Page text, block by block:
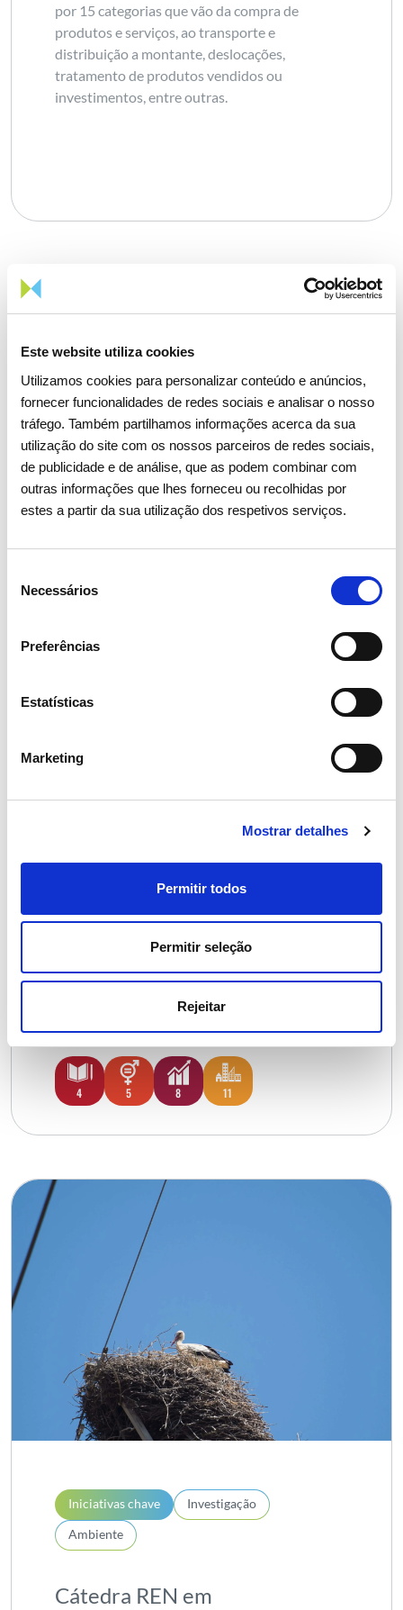
Este website utiliza cookies
Utilizamos cookies para personalizar conteúdo e anúncios,
fornecer funcionalidades de redes sociais e analisar o nosso
tráfego. Também partilhamos informações acerca da sua
utilização do site com os nossos parceiros de redes sociais,
de publicidade e de análise, que as podem combinar com
outras informações que lhes forneceu ou recolhidas por
estes a partir da sua utilização dos respetivos serviços.
Necessários
Preferências
Estatísticas
Marketing
Mostrar detalhes
Permitir todos
Permitir seleção
Rejeitar
por 15 categorias que vão da compra de
produtos e serviços, ao transporte e
distribuição a montante, deslocações,
tratamento de produtos vendidos ou
investimentos, entre outras.
INICIATIVAS
Prioritizamos a
sustentabilidade para
um presente com futuro
Ver todas as iniciativas
Iniciativas Chave
Iniciativas chave Ambiente
Prémio AGIR
Saiba mais
4 5 8 11
Iniciativas chave
Investigação
Ambiente
Cátedra REN em